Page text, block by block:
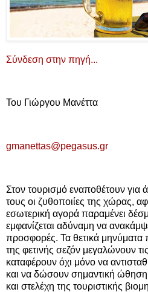
Σύνδεση στην πηγή...
Του Γιώργου Μανέττα
gmanettas@pegasus.gr
Στον τουρισμό εναποθέτουν για
τους οι ζυθοποιίες της χώρας,
εσωτερική αγορά παραμένει
εμφανίζεται αδύναμη να
προσφορές. Τα θετικά μηνύματα
της φετινής σεζόν μεγαλώνουν
καταφέρουν όχι μόνο να
και να δώσουν σημαντική
και στελέχη της τουριστικής